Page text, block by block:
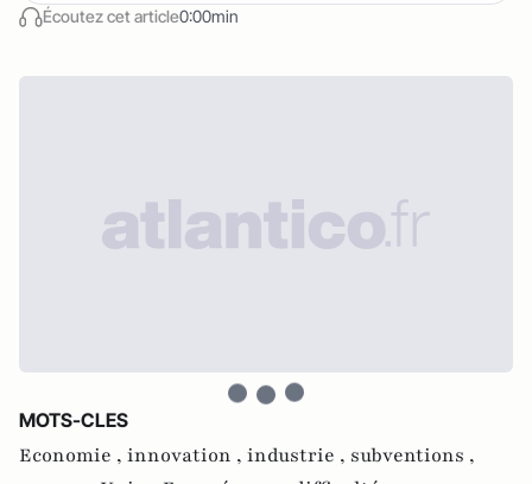
Écoutez cet article0:00min
MOTS-CLES
Economie , innovation , industrie , subventions ,